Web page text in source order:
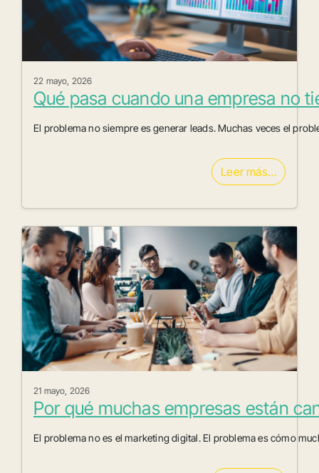
22 mayo, 2026
Qué pasa cuando una empresa no
El problema no siempre es generar leads. Muchas veces el
Leer más…
21 mayo, 2026
Por qué muchas empresas están
El problema no es el marketing digital. El problema es cómo